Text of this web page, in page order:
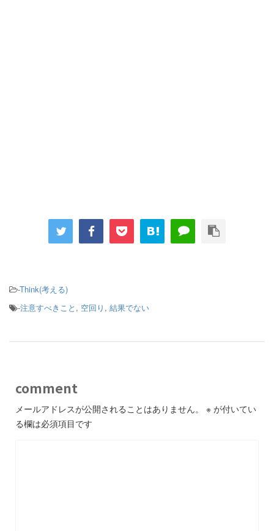
-Think(考える)
-注意すべきこと , 空回り , 結果でない
comment
メールアドレスが公開されることはありません。 ※ が付いてい
る欄は必須項目です